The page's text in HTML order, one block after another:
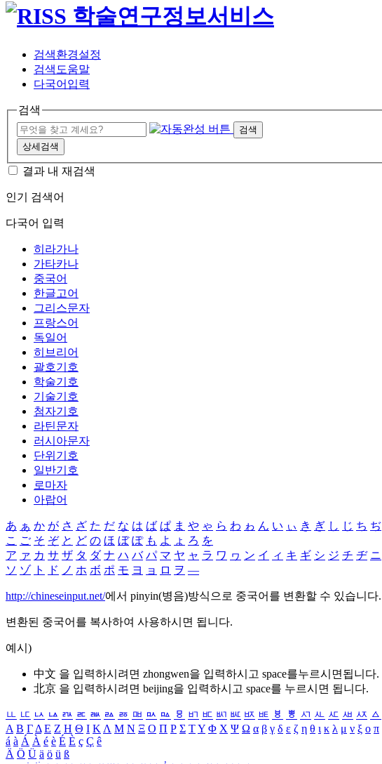
검색환경설정
검색도움말
다국어입력
검색
검색
상세검색
결과 내 재검색
인기 검색어
다국어 입력
히라가나
가타카나
중국어
한글고어
그리스문자
프랑스어
독일어
히브리어
괄호기호
학술기호
기술기호
첨자기호
라틴문자
러시아문자
단위기호
일반기호
로마자
아랍어
あ ぁ か が さ ざ た だ な は ば ぱ ま や ゃ ら わ ゎ ん い ぃ き ぎ し じ ち ぢ
こ ご そ ぞ と ど の ほ ぼ ぽ も よ ょ ろ を
ア ァ カ サ ザ タ ダ ナ ハ バ パ マ ヤ ャ ラ ワ ヮ ン イ ィ キ ギ シ ジ チ ヂ ニ
ソ ゾ ト ド ノ ホ ボ ポ モ ヨ ョ ロ ヲ ―
http://chineseinput.net/에서 pinyin(병음)방식으로 중국어를 변환할 수 있습니다.
변환된 중국어를 복사하여 사용하시면 됩니다.
예시)
中文 을 입력하시려면 zhongwen을 입력하시고 space를누르시면됩니다.
北京 을 입력하시려면 beijing을 입력하시고 space를 누르시면 됩니다.
ㅥ ㅦ ㅧ ㅨ ㅩ ㅪ ㅫ ㅬ ㅭ ㅮ ㅯ ㅰ ㅱ ㅲ ㅳ ㅴ ㅵ ㅶ ㅷ ㅸ ㅹ ㅺ ㅻ ㅼ ㅽ ㅾ ㅿ
Α Β ΓΔ Ε Ζ Η Θ Ι ΚΛ Μ Ν Ξ Ο Π Ρ Σ ΤΥ Φ Χ Ψ Ω α β γ δ ε ζ η θ ι κ λ μ ν ξ ο π
á à Á À é è É È ç Ç ê
Ä Ö Ü ä ö ü ß